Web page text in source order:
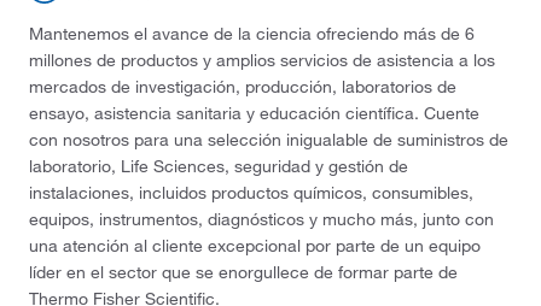
Mantenemos el avance de la ciencia ofreciendo más de 6
millones de productos y amplios servicios de asistencia a los
mercados de investigación, producción, laboratorios de
ensayo, asistencia sanitaria y educación científica. Cuente
con nosotros para una selección inigualable de suministros de
laboratorio, Life Sciences, seguridad y gestión de
instalaciones, incluidos productos químicos, consumibles,
equipos, instrumentos, diagnósticos y mucho más, junto con
una atención al cliente excepcional por parte de un equipo
líder en el sector que se enorgullece de formar parte de
Thermo Fisher Scientific.